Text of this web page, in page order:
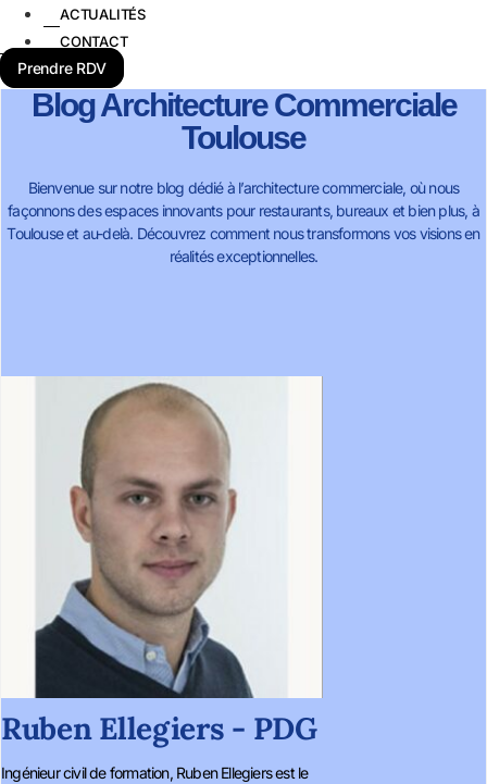
ACTUALITÉS
CONTACT
Prendre RDV
Blog Architecture Commerciale
Toulouse
Bienvenue sur notre blog dédié à l’architecture commerciale, où nous
façonnons des espaces innovants pour restaurants, bureaux et bien plus, à
Toulouse et au-delà. Découvrez comment nous transformons vos visions en
réalités exceptionnelles.
Ruben Ellegiers - PDG
Ingénieur civil de formation, Ruben Ellegiers est le